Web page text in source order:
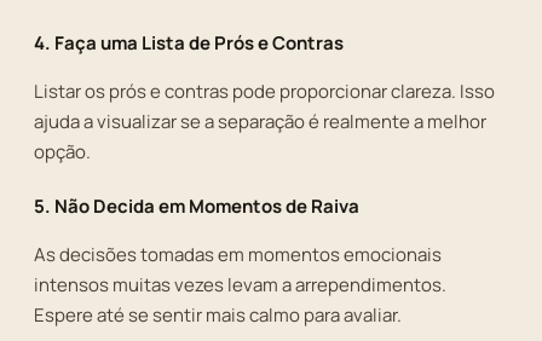
4. Faça uma Lista de Prós e Contras
Listar os prós e contras pode proporcionar clareza. Isso
ajuda a visualizar se a separação é realmente a melhor
opção.
5. Não Decida em Momentos de Raiva
As decisões tomadas em momentos emocionais
intensos muitas vezes levam a arrependimentos.
Espere até se sentir mais calmo para avaliar.